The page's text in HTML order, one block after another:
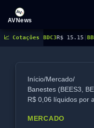
AVNews
📈 Cotações
|BBDC3R$ 15.15|BBDC4R$
Início/Mercado/
Banestes (BEES3,
R$ 0,06 líquidos por
MERCADO